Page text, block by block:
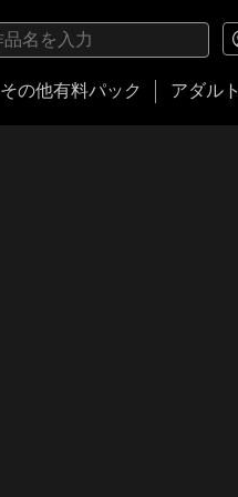
その他有料パック アダルト